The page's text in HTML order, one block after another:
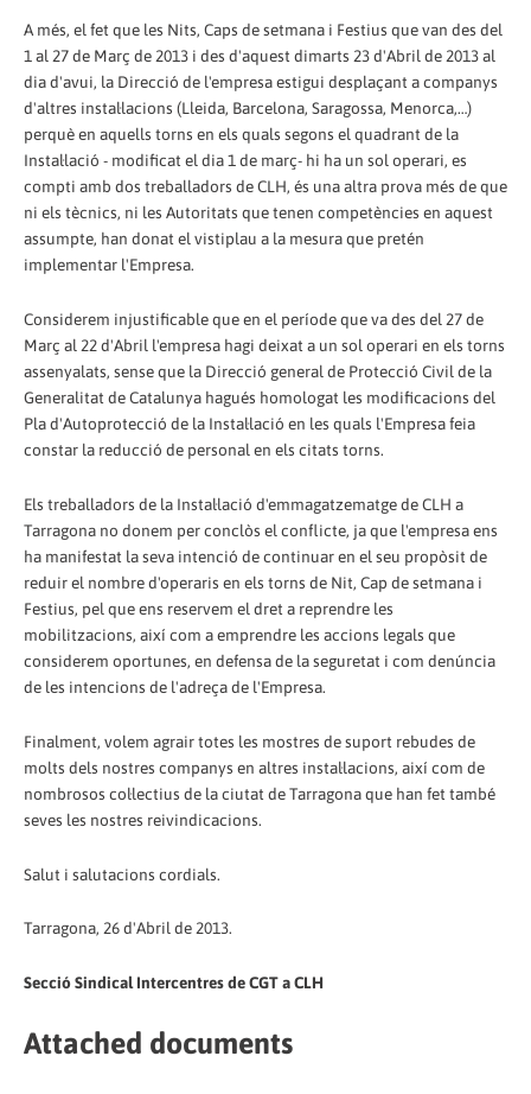
A més, el fet que les Nits, Caps de setmana i Festius que van des del
1 al 27 de Març de 2013 i des d'aquest dimarts 23 d'Abril de 2013 al
dia d'avui, la Direcció de l'empresa estigui desplaçant a companys
d'altres instal·lacions (Lleida, Barcelona, Saragossa, Menorca,…)
perquè en aquells torns en els quals segons el quadrant de la
Instal·lació - modificat el dia 1 de març- hi ha un sol operari, es
compti amb dos treballadors de CLH, és una altra prova més de que
ni els tècnics, ni les Autoritats que tenen competències en aquest
assumpte, han donat el vistiplau a la mesura que pretén
implementar l'Empresa.
Considerem injustificable que en el període que va des del 27 de
Març al 22 d'Abril l'empresa hagi deixat a un sol operari en els torns
assenyalats, sense que la Direcció general de Protecció Civil de la
Generalitat de Catalunya hagués homologat les modificacions del
Pla d'Autoprotecció de la Instal·lació en les quals l'Empresa feia
constar la reducció de personal en els citats torns.
Els treballadors de la Instal·lació d'emmagatzematge de CLH a
Tarragona no donem per conclòs el conflicte, ja que l'empresa ens
ha manifestat la seva intenció de continuar en el seu propòsit de
reduir el nombre d'operaris en els torns de Nit, Cap de setmana i
Festius, pel que ens reservem el dret a reprendre les
mobilitzacions, així com a emprendre les accions legals que
considerem oportunes, en defensa de la seguretat i com denúncia
de les intencions de l'adreça de l'Empresa.
Finalment, volem agrair totes les mostres de suport rebudes de
molts dels nostres companys en altres instal·lacions, així com de
nombrosos col·lectius de la ciutat de Tarragona que han fet també
seves les nostres reivindicacions.
Salut i salutacions cordials.
Tarragona, 26 d'Abril de 2013.
Secció Sindical Intercentres de CGT a CLH
Attached documents